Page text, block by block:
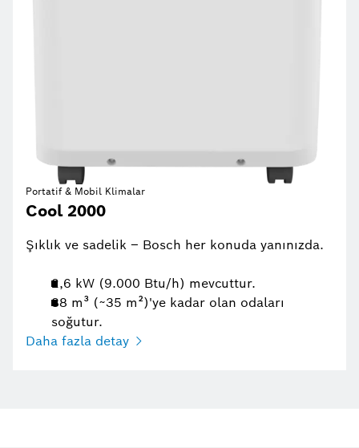
Portatif & Mobil Klimalar
Cool 2000
Şıklık ve sadelik – Bosch her konuda yanınızda.
2,6 kW (9.000 Btu/h) mevcuttur.
88 m³ (~35 m²)'ye kadar olan odaları
soğutur.
Daha fazla detay